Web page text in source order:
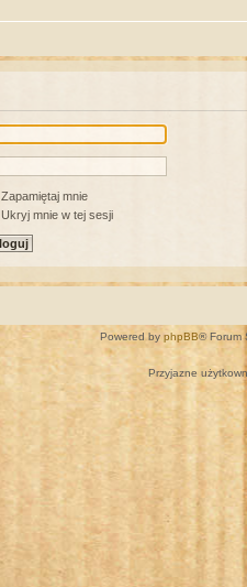
Zapamiętaj mnie
Ukryj mnie w tej sesji
Powered by phpBB® Forum
Przyjazne